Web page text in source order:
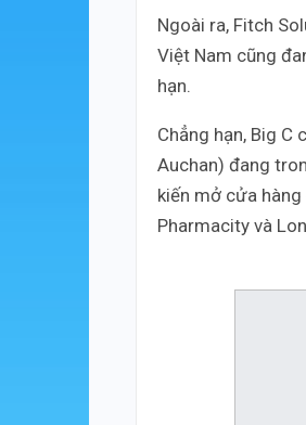
Ngoài ra, Fitch
Việt Nam cũng
hạn.
Chẳng hạn, Big C
Auchan) đang
kiến mở cửa
Pharmacity và